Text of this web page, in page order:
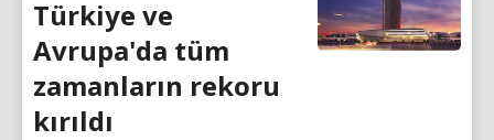
Türkiye ve
Avrupa'da tüm
zamanların rekoru
kırıldı